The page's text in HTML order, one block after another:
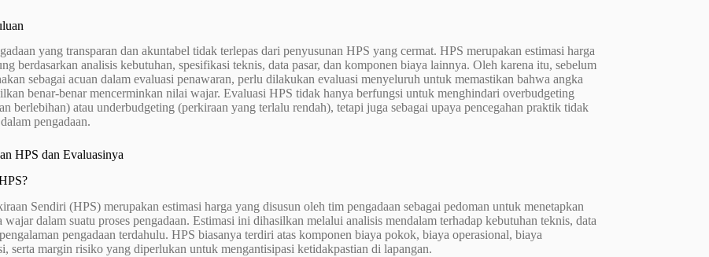
yang transparan dan akuntabel tidak terlepas dari penyusunan HPS yang cermat. HPS merupakan estimasi harga
berdasarkan analisis kebutuhan, spesifikasi teknis, data pasar, dan komponen biaya lainnya. Oleh karena itu, sebelum
sebagai acuan dalam evaluasi penawaran, perlu dilakukan evaluasi menyeluruh untuk memastikan bahwa angka
benar-benar mencerminkan nilai wajar. Evaluasi HPS tidak hanya berfungsi untuk menghindari overbudgeting
berlebihan) atau underbudgeting (perkiraan yang terlalu rendah), tetapi juga sebagai upaya pencegahan praktik tidak
pengadaan.
HPS dan Evaluasinya
Sendiri (HPS) merupakan estimasi harga yang disusun oleh tim pengadaan sebagai pedoman untuk menetapkan
wajar dalam suatu proses pengadaan. Estimasi ini dihasilkan melalui analisis mendalam terhadap kebutuhan teknis, data
pengadaan terdahulu. HPS biasanya terdiri atas komponen biaya pokok, biaya operasional, biaya
serta margin risiko yang diperlukan untuk mengantisipasi ketidakpastian di lapangan.